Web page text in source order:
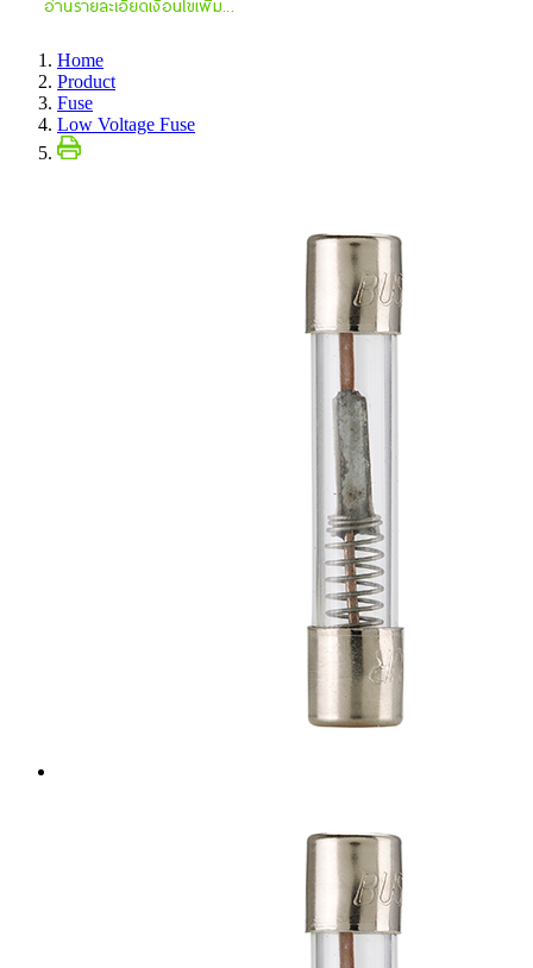
Home
Product
Fuse
Low Voltage Fuse